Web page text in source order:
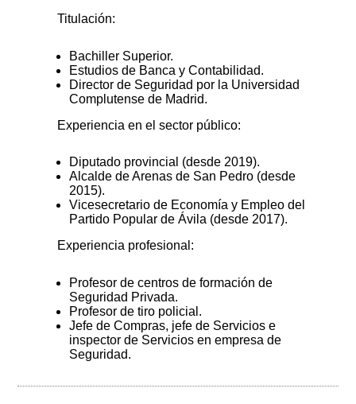
Titulación:
Bachiller Superior.
Estudios de Banca y Contabilidad.
Director de Seguridad por la Universidad
Complutense de Madrid.
Experiencia en el sector público:
Diputado provincial (desde 2019).
Alcalde de Arenas de San Pedro (desde
2015).
Vicesecretario de Economía y Empleo del
Partido Popular de Ávila (desde 2017).
Experiencia profesional:
Profesor de centros de formación de
Seguridad Privada.
Profesor de tiro policial.
Jefe de Compras, jefe de Servicios e
inspector de Servicios en empresa de
Seguridad.